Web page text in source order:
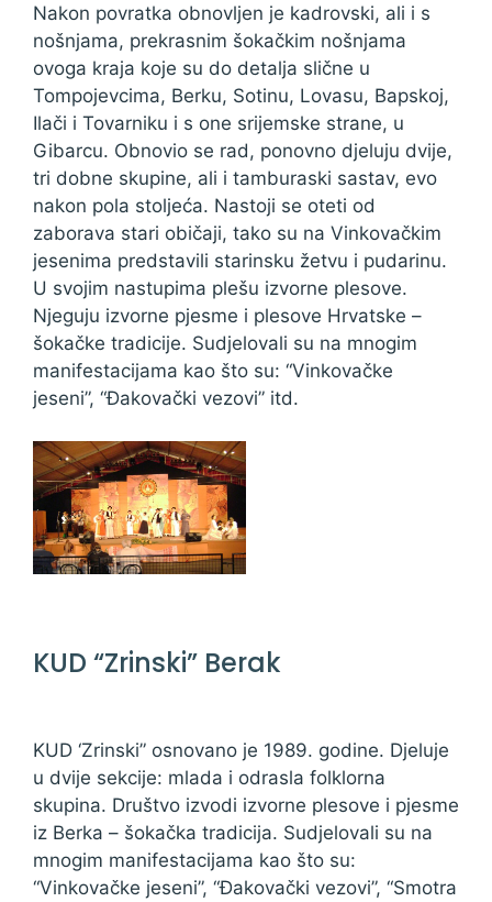
Nakon povratka obnovljen je kadrovski, ali i s
nošnjama, prekrasnim šokačkim nošnjama
ovoga kraja koje su do detalja slične u
Tompojevcima, Berku, Sotinu, Lovasu, Bapskoj,
Ilači i Tovarniku i s one srijemske strane, u
Gibarcu. Obnovio se rad, ponovno djeluju dvije,
tri dobne skupine, ali i tamburaski sastav, evo
nakon pola stoljeća. Nastoji se oteti od
zaborava stari običaji, tako su na Vinkovačkim
jesenima predstavili starinsku žetvu i pudarinu.
U svojim nastupima plešu izvorne plesove.
Njeguju izvorne pjesme i plesove Hrvatske –
šokačke tradicije. Sudjelovali su na mnogim
manifestacijama kao što su: “Vinkovačke
jeseni”, “Đakovački vezovi” itd.
KUD “Zrinski” Berak
KUD ‘Zrinski” osnovano je 1989. godine. Djeluje
u dvije sekcije: mlada i odrasla folklorna
skupina. Društvo izvodi izvorne plesove i pjesme
iz Berka – šokačka tradicija. Sudjelovali su na
mnogim manifestacijama kao što su:
“Vinkovačke jeseni”, “Đakovački vezovi”, “Smotra